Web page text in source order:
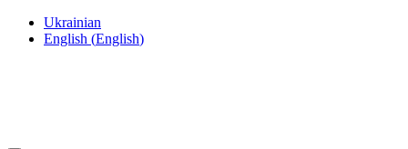
Ukrainian
English (English)